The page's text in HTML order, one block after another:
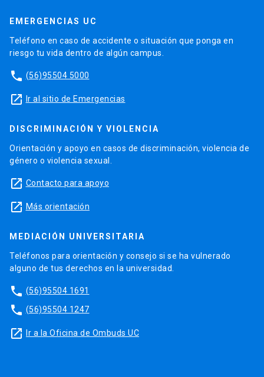
EMERGENCIAS UC
Teléfono en caso de accidente o situación que ponga en
riesgo tu vida dentro de algún campus.
phone (56)95504 5000
launch Ir al sitio de Emergencias
DISCRIMINACIÓN Y VIOLENCIA
Orientación y apoyo en casos de discriminación, violencia de
género o violencia sexual.
launch Contacto para apoyo
launch Más orientación
MEDIACIÓN UNIVERSITARIA
Teléfonos para orientación y consejo si se ha vulnerado
alguno de tus derechos en la universidad.
phone (56)95504 1691
phone (56)95504 1247
launch Ir a la Oficina de Ombuds UC